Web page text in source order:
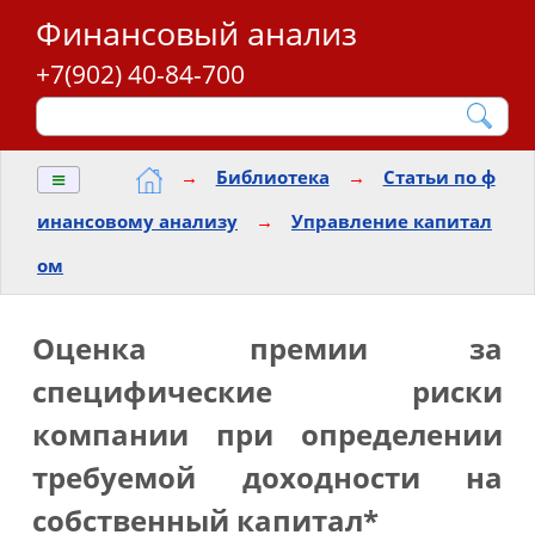
Финансовый анализ
+7(902) 40-84-700
≡ → Библиотека →
Статьи по ф
инансовому анализу
→
Управление капитал
ом
Оценка премии за
специфические риски
компании при определении
требуемой доходности на
собственный капитал*